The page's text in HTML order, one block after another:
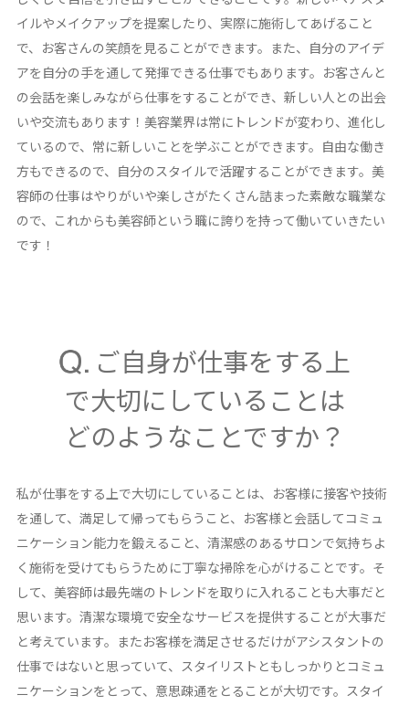
イルやメイクアップを提案したり、実際に施術してあげること
で、お客さんの笑顔を見ることができます。また、自分のアイデ
アを自分の手を通して発揮できる仕事でもあります。お客さんと
の会話を楽しみながら仕事をすることができ、新しい人との出会
いや交流もあります！美容業界は常にトレンドが変わり、進化し
ているので、常に新しいことを学ぶことができます。自由な働き
方もできるので、自分のスタイルで活躍することができます。美
容師の仕事はやりがいや楽しさがたくさん詰まった素敵な職業な
ので、これからも美容師という職に誇りを持って働いていきたい
です！
ご自身が仕事をする上
で大切にしていることは
どのようなことですか？
私が仕事をする上で大切にしていることは、お客様に接客や技術
を通して、満足して帰ってもらうこと、お客様と会話してコミュ
ニケーション能力を鍛えること、清潔感のあるサロンで気持ちよ
く施術を受けてもらうために丁寧な掃除を心がけることです。そ
して、美容師は最先端のトレンドを取りに入れることも大事だと
思います。清潔な環境で安全なサービスを提供することが大事だ
と考えています。またお客様を満足させるだけがアシスタントの
仕事ではないと思っていて、スタイリストともしっかりとコミュ
ニケーションをとって、意思疎通をとることが大切です。スタイ